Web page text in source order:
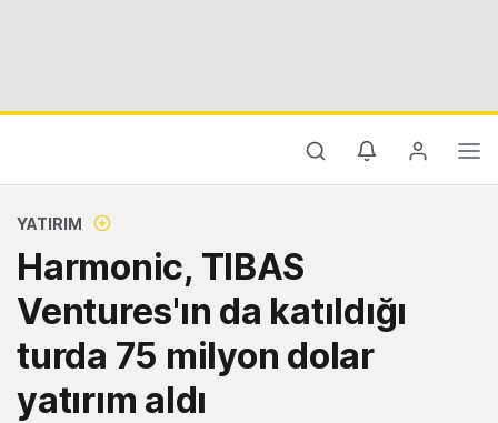
YATIRIM
Harmonic, TIBAS
Ventures'ın da katıldığı
turda 75 milyon dolar
yatırım aldı